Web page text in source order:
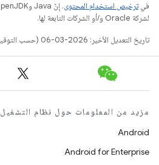
فيترخيص استخدام المحتوى
لشركة Oracle و/أو الشركات التابعة لها.
تاريخ التعديل الأخير: 2026-03-06 (حسب التوقيت العالمي المتفَّق عليه)
مزيد من المعلومات حول نظام التشغيل ANDROID
Android
Android for Enterprise